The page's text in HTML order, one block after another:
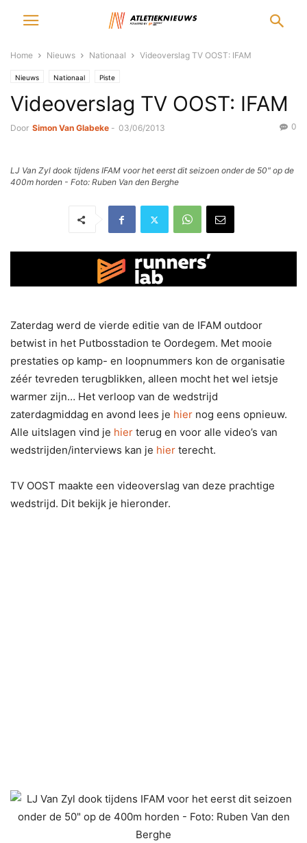
Home Nieuws Nationaal Videoverslag TV OOST: IFAM
Nieuws Nationaal Piste
Videoverslag TV OOST: IFAM
Door Simon Van Glabeke - 03/06/2013 0
LJ Van Zyl dook tijdens IFAM voor het eerst dit seizoen onder de 50" op de
400m horden - Foto: Ruben Van den Berghe
Zaterdag werd de vierde editie van de IFAM outdoor
betwist in het Putbosstadion te Oordegem. Met mooie
prestaties op kamp- en loopnummers kon de organisatie
zéér tevreden terugblikken, alleen mocht het wel ietsje
warmer zijn… Het verloop van de wedstrijd
zaterdagmiddag en avond lees je hier nog eens opnieuw.
Alle uitslagen vind je hier terug en voor alle video’s van
wedstrijden/interviews kan je hier terecht.
TV OOST maakte een videoverslag van deze prachtige
wedstrijd. Dit bekijk je hieronder.